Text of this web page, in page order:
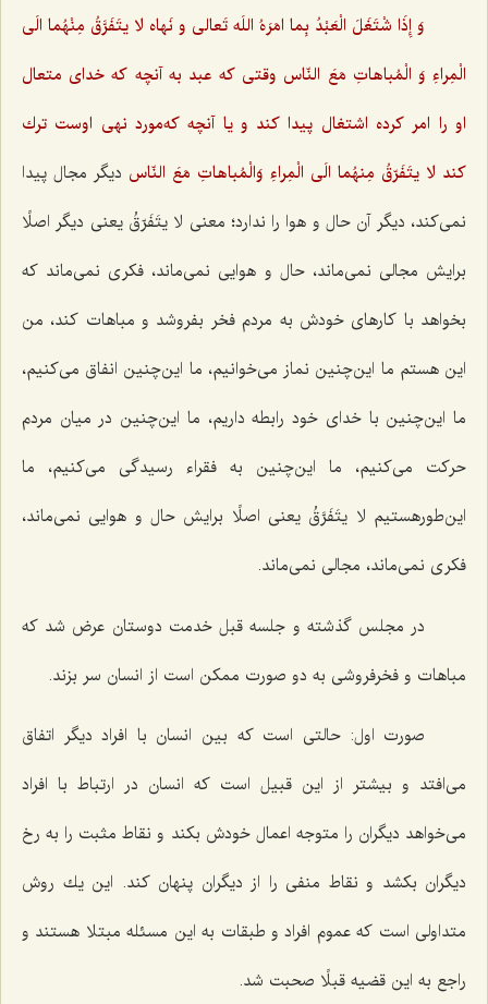
وَ إِذَا شْتَغَلَ الْعَبْدُ بِما امَرَهُ اللَه تَعالی و نَهاه لا یتَفَرَّقُ مِنْهُما الَی
الْمِراءِ وَ الْمُباهاتِ مَعَ النّاس وقتی كه عبد به آنچه كه خدای متعال
او را امر كرده اشتغال پیدا كند و یا آنچه كه‌مورد نهی اوست ترك
كند لا یتَفَرّقُ مِنهُما الَی الْمِراءِ وَالْمُباهاتِ مَعَ النّاس دیگر مجال پیدا
نمی‌كند، دیگر آن حال و هوا را ندارد؛ معنی لا یتَفَرّقُ یعنی دیگر اصلًا
برایش مجالی نمی‌ماند، حال و هوایی نمی‌ماند، فكری نمی‌ماند كه
بخواهد با كارهای خودش به مردم فخر بفروشد و مباهات كند، من
این هستم ما این‌چنین نماز می‌خوانیم، ما این‌چنین انفاق می‌كنیم،
ما این‌چنین با خدای خود رابطه داریم، ما این‌چنین در میان مردم
حركت می‌كنیم، ما این‌چنین به فقراء رسیدگی می‌كنیم، ما
این‌طورهستیم لا یتَفَرَّقُ یعنی اصلًا برایش حال و هوایی نمی‌ماند،
فكری نمی‌ماند، مجالی نمی‌ماند.
در مجلس گذشته و جلسه قبل خدمت دوستان عرض شد كه
مباهات و فخرفروشی به دو صورت ممكن است از انسان سر بزند.
صورت اول: حالتی است كه بین انسان با افراد دیگر اتفاق
می‌افتد و بیشتر از این قبیل است كه انسان در ارتباط با افراد
می‌خواهد دیگران را متوجه اعمال خودش بكند و نقاط مثبت را به رخ
دیگران بكشد و نقاط منفی را از دیگران پنهان كند. این یك روش
متداولی است كه عموم افراد و طبقات به این مسئله مبتلا هستند و
راجع به این قضیه قبلًا صحبت شد.